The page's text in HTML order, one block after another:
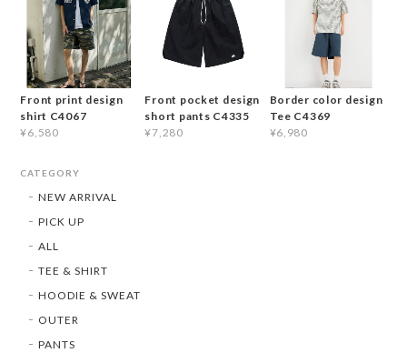
Front print design
shirt C4067
¥6,580
Front pocket design
short pants C4335
¥7,280
Border color design
Tee C4369
¥6,980
CATEGORY
NEW ARRIVAL
PICK UP
ALL
TEE & SHIRT
HOODIE & SWEAT
OUTER
PANTS